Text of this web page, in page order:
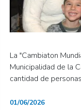
La "Cambiaton
Municipalidad de la
cantidad de
01/06/2026